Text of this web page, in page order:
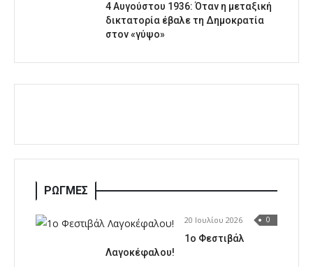
4 Αυγούστου 1936: Όταν η μεταξική
δικτατορία έβαλε τη Δημοκρατία
στον «γύψο»
ΡΩΓΜΕΣ
20 Ιουλίου 2026 0
1o Φεστιβάλ
Λαγοκέφαλου!